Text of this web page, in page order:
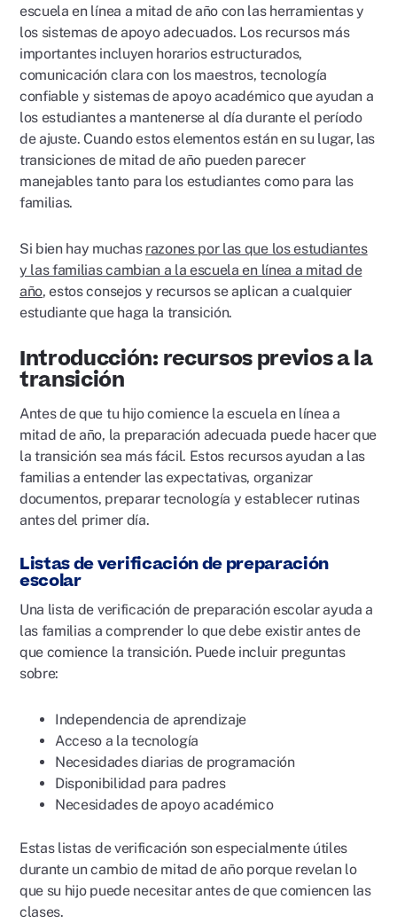
escuela en línea a mitad de año con las herramientas y
los sistemas de apoyo adecuados. Los recursos más
importantes incluyen horarios estructurados,
comunicación clara con los maestros, tecnología
confiable y sistemas de apoyo académico que ayudan a
los estudiantes a mantenerse al día durante el período
de ajuste. Cuando estos elementos están en su lugar, las
transiciones de mitad de año pueden parecer
manejables tanto para los estudiantes como para las
familias.
Si bien hay muchas razones por las que los estudiantes
y las familias cambian a la escuela en línea a mitad de
año, estos consejos y recursos se aplican a cualquier
estudiante que haga la transición.
Introducción: recursos previos a la
transición
Antes de que tu hijo comience la escuela en línea a
mitad de año, la preparación adecuada puede hacer que
la transición sea más fácil. Estos recursos ayudan a las
familias a entender las expectativas, organizar
documentos, preparar tecnología y establecer rutinas
antes del primer día.
Listas de verificación de preparación
escolar
Una lista de verificación de preparación escolar ayuda a
las familias a comprender lo que debe existir antes de
que comience la transición. Puede incluir preguntas
sobre:
Independencia de aprendizaje
Acceso a la tecnología
Necesidades diarias de programación
Disponibilidad para padres
Necesidades de apoyo académico
Estas listas de verificación son especialmente útiles
durante un cambio de mitad de año porque revelan lo
que su hijo puede necesitar antes de que comiencen las
clases.